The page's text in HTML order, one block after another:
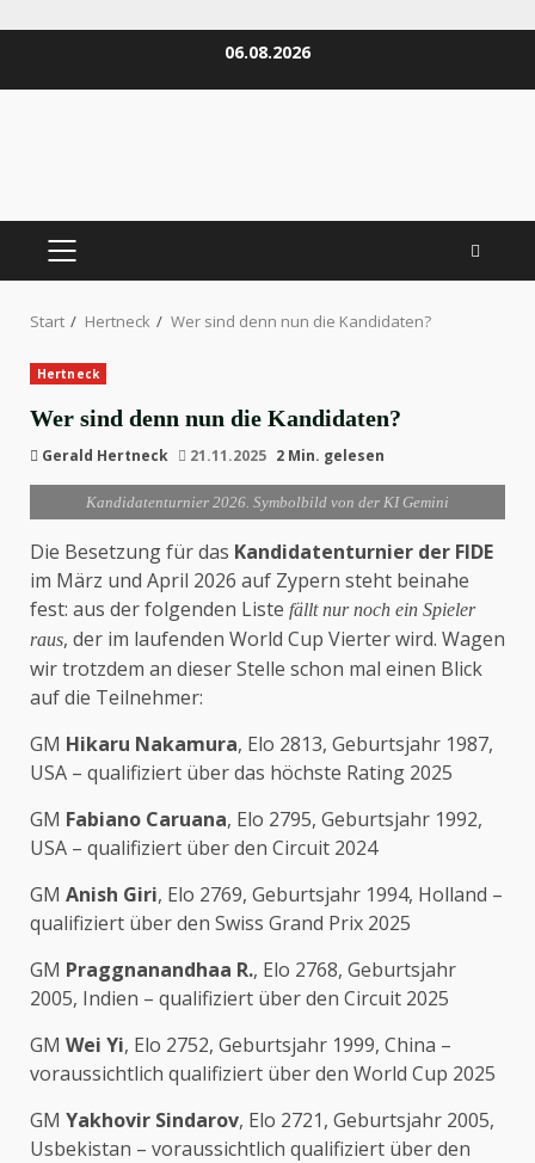
06.08.2026
PRIMÄRES
Start Hertneck Wer sind denn nun die Kandidaten?
Hertneck
Wer sind denn nun die Kandidaten?
Gerald Hertneck 21.11.2025 2 Min. gelesen
Kandidatenturnier 2026. Symbolbild von der KI Gemini
Die Besetzung für das Kandidatenturnier der FIDE
im März und April 2026 auf Zypern steht beinahe
fest: aus der folgenden Liste fällt nur noch ein Spieler
raus, der im laufenden World Cup Vierter wird. Wagen
wir trotzdem an dieser Stelle schon mal einen Blick
auf die Teilnehmer:
GM Hikaru Nakamura, Elo 2813, Geburtsjahr 1987,
USA – qualifiziert über das höchste Rating 2025
GM Fabiano Caruana, Elo 2795, Geburtsjahr 1992,
USA – qualifiziert über den Circuit 2024
GM Anish Giri, Elo 2769, Geburtsjahr 1994, Holland –
qualifiziert über den Swiss Grand Prix 2025
GM Praggnanandhaa R., Elo 2768, Geburtsjahr
2005, Indien – qualifiziert über den Circuit 2025
GM Wei Yi, Elo 2752, Geburtsjahr 1999, China –
voraussichtlich qualifiziert über den World Cup 2025
GM Yakhovir Sindarov, Elo 2721, Geburtsjahr 2005,
Usbekistan – voraussichtlich qualifiziert über den